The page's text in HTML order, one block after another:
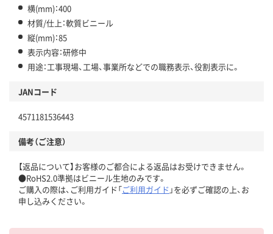
横(mm)：400
材質/仕上：軟質ビニール
縦(mm)：85
表示内容：研修中
用途：工事現場、工場、事業所などでの職務表示、役割表示に。
JANコード
4571181536443
備考（ご注意）
【返品について】お客様のご都合による返品はお受けできません。
●RoHS2.0準拠はビニール生地のみです。
ご購入の際は、ご利用ガイド「ご利用ガイド 」を必ずご確認の上、お
申し込みください。